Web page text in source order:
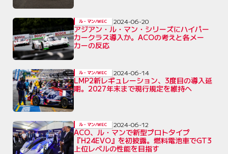
アジアン・ル・マン・シリーズにハイパー
カークラス導入か。ACOの考えと各メー
カーの反応
ル・マン/WEC 2024-06-20
LMP2新レギュレーション、3度目の導入延
期。2027年末まで現行規定を維持へ
ル・マン/WEC 2024-06-14
ACO、ル・マンで新型プロトタイプ
『H24EVO』を初披露。燃料電池車でGT3
上位レベルの性能を目指す
ル・マン/WEC 2024-06-12